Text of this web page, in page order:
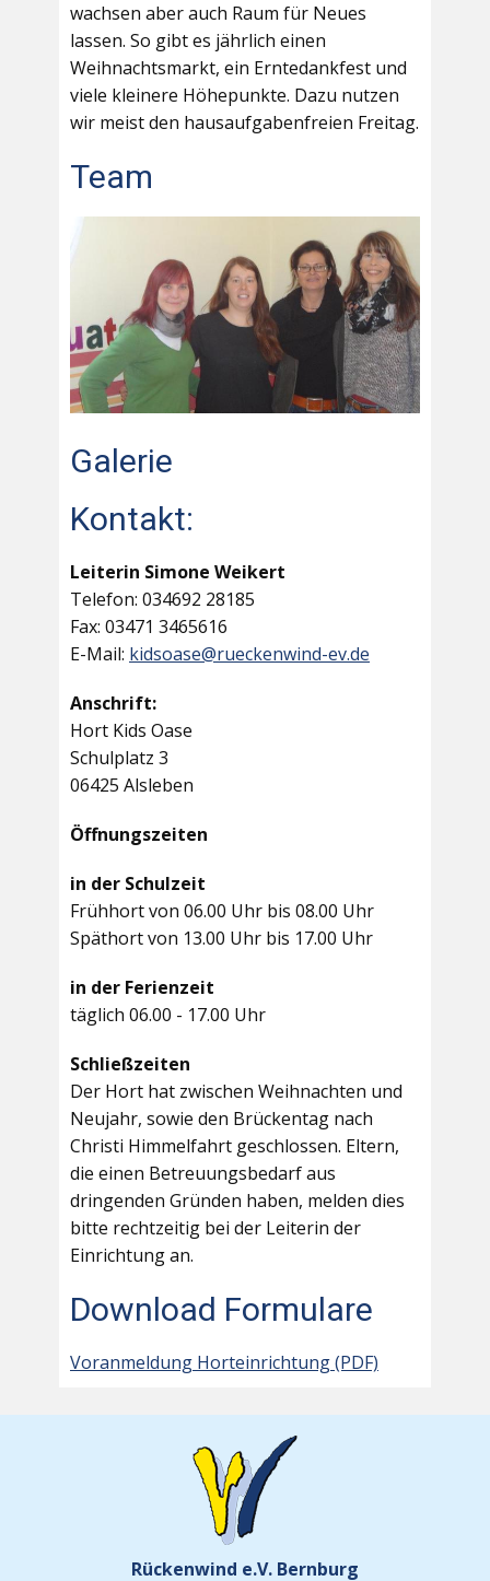
wachsen aber auch Raum für Neues
lassen. So gibt es jährlich einen
Weihnachtsmarkt, ein Erntedankfest und
viele kleinere Höhepunkte. Dazu nutzen
wir meist den hausaufgabenfreien Freitag.
Team
Galerie
Kontakt:
Leiterin Simone Weikert
Telefon: 034692 28185
Fax: 03471 3465616
E-Mail: kidsoase@rueckenwind-ev.de
Anschrift:
Hort Kids Oase
Schulplatz 3
06425 Alsleben
Öffnungszeiten
in der Schulzeit
Frühhort von 06.00 Uhr bis 08.00 Uhr
Späthort von 13.00 Uhr bis 17.00 Uhr
in der Ferienzeit
täglich 06.00 - 17.00 Uhr
Schließzeiten
Der Hort hat zwischen Weihnachten und
Neujahr, sowie den Brückentag nach
Christi Himmelfahrt geschlossen. Eltern,
die einen Betreuungsbedarf aus
dringenden Gründen haben, melden dies
bitte rechtzeitig bei der Leiterin der
Einrichtung an.
Download Formulare
Voranmeldung Horteinrichtung (PDF)
Rückenwind e.V. Bernburg